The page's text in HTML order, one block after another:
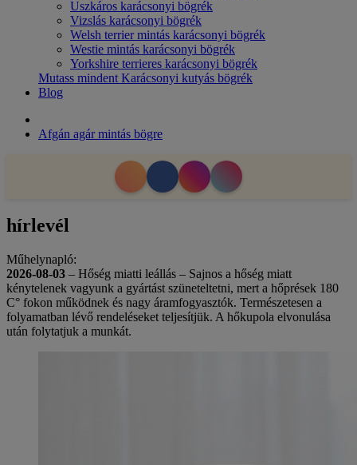
Uszkáros karácsonyi bögrék
Vizslás karácsonyi bögrék
Welsh terrier mintás karácsonyi bögrék
Westie mintás karácsonyi bögrék
Yorkshire terrieres karácsonyi bögrék
Mutass mindent Karácsonyi kutyás bögrék
Blog
Afgán agár mintás bögre
hírlevél
Műhelynapló:
2026-08-03 – Hőség miatti leállás – Sajnos a hőség miatt
kénytelenek vagyunk a gyártást szüneteltetni, mert a hőprések 180
C° fokon működnek és nagy áramfogyasztók. Természetesen a
folyamatban lévő rendeléseket teljesítjük. A hőkupola elvonulása
után folytatjuk a munkát.